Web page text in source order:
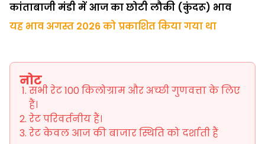
कांताबाजी मंडी में आज का छोटी लौकी (कुंदरू) भाव
यह भाव अगस्त 2026 को प्रकाशित किया गया था
नोट
सभी रेट 100 किलोग्राम और अच्छी गुणवत्ता के लिए
हैं।
रेट परिवर्तनीय हैं।
रेट केवल आज की बाजार स्थिति को दर्शाती हैं